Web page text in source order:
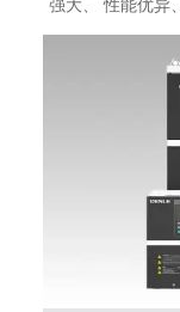
强大、 性能优异
态性能、超强的
板卡、多种通信